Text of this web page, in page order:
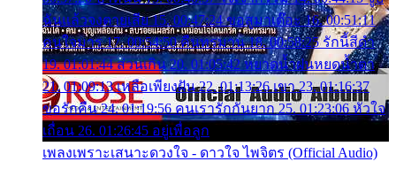
ฉันแล้วจงตายเสีย 15. 00:47:24 ขอสูมาเต๊อะ 16. 00:51:11
คนใจมาร 17. 00:54:50 คืนทรมาน 18. 00:58:25 รักนี้สีดำ
19. 01:01:44 ส่วนเกิน 20. 01:05:42 หยาดน้ำฝนหยดน้ำตา
21. 01:09:13 เหลือเพียงฝัน 22. 01:13:26 เขา 23. 01:16:37
ขอรักคืน 24. 01:19:56 คนเรารักกันยาก 25. 01:23:06 หัวใจ
เถื่อน 26. 01:26:45 อยู่เพื่อลูก
เพลงเพราะเสนาะดวงใจ - ดาวใจ ไพจิตร (Official Audio)